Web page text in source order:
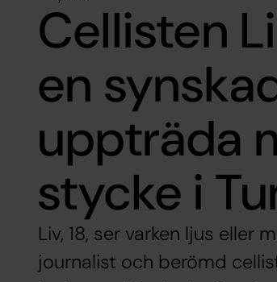
Cellisten
en
uppträda
stycke i
Liv, 18, ser varken ljus
journalist och berömd